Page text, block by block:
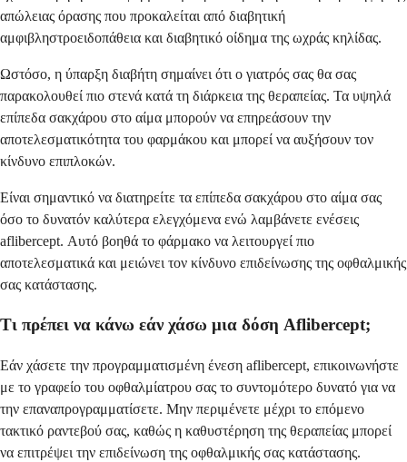
απώλειας όρασης που προκαλείται από διαβητική
αμφιβληστροειδοπάθεια και διαβητικό οίδημα της ωχράς κηλίδας.
Ωστόσο, η ύπαρξη διαβήτη σημαίνει ότι ο γιατρός σας θα σας
παρακολουθεί πιο στενά κατά τη διάρκεια της θεραπείας. Τα υψηλά
επίπεδα σακχάρου στο αίμα μπορούν να επηρεάσουν την
αποτελεσματικότητα του φαρμάκου και μπορεί να αυξήσουν τον
κίνδυνο επιπλοκών.
Είναι σημαντικό να διατηρείτε τα επίπεδα σακχάρου στο αίμα σας
όσο το δυνατόν καλύτερα ελεγχόμενα ενώ λαμβάνετε ενέσεις
aflibercept. Αυτό βοηθά το φάρμακο να λειτουργεί πιο
αποτελεσματικά και μειώνει τον κίνδυνο επιδείνωσης της οφθαλμικής
σας κατάστασης.
Τι πρέπει να κάνω εάν χάσω μια δόση Aflibercept;
Εάν χάσετε την προγραμματισμένη ένεση aflibercept, επικοινωνήστε
με το γραφείο του οφθαλμίατρου σας το συντομότερο δυνατό για να
την επαναπρογραμματίσετε. Μην περιμένετε μέχρι το επόμενο
τακτικό ραντεβού σας, καθώς η καθυστέρηση της θεραπείας μπορεί
να επιτρέψει την επιδείνωση της οφθαλμικής σας κατάστασης.